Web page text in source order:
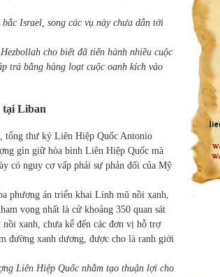
Israel, song các vụ này chưa dẫn tới
cho biết đã tiến hành nhiều cuộc
trả bằng hàng loạt cuộc oanh kích vào
tại Liban
tổng thư ký Liên Hiệp Quốc Antonio
gìn giữ hòa bình Liên Hiệp Quốc mà
có nguy cơ vấp phải sự phản đối của Mỹ
phương án triển khai Lính mũ nồi xanh,
vọng nhất là cử khoảng 350 quan sát
xanh, chưa kể đến các đơn vị hỗ trợ
đường xanh dương, được cho là ranh giới
Liên Hiệp Quốc nhằm tạo thuận lợi cho